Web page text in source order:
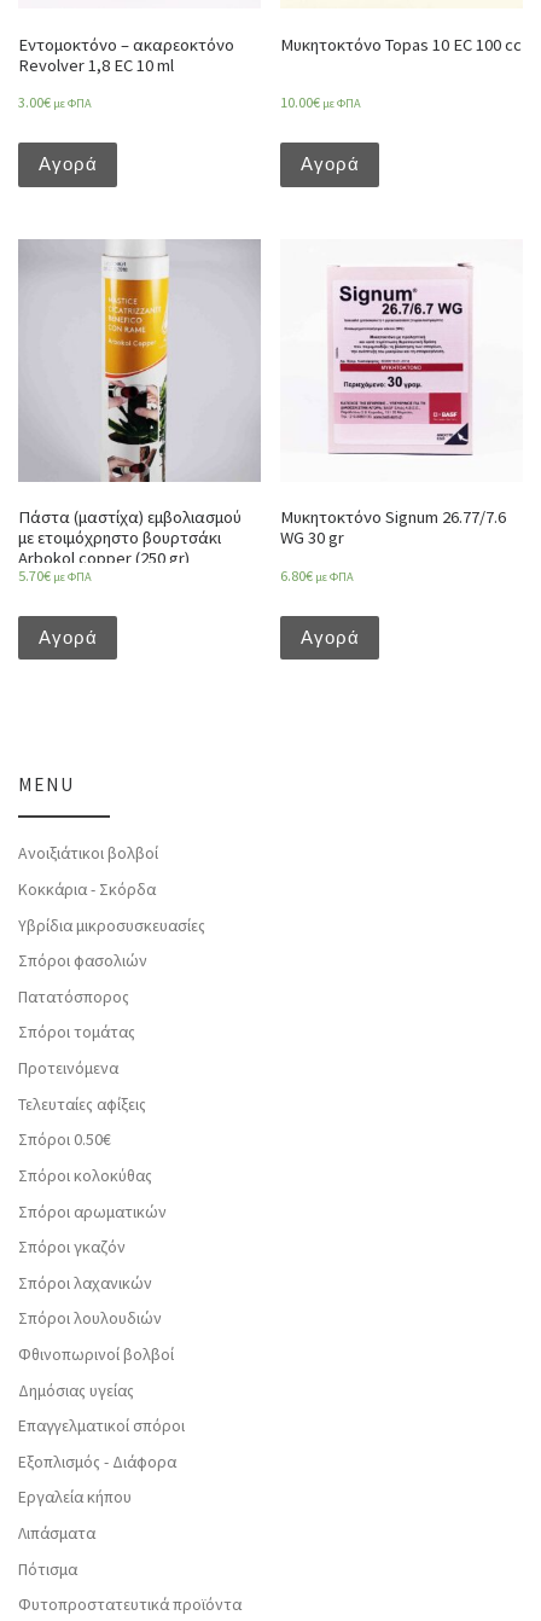
Εντομοκτόνο – ακαρεοκτόνο
Revolver 1,8 EC 10 ml
3.00€ με ΦΠΑ
Αγορά
Μυκητοκτόνο Topas 10 EC 100 cc
10.00€ με ΦΠΑ
Αγορά
Πάστα (μαστίχα) εμβολιασμού
με ετοιμόχρηστο βουρτσάκι
Arbokol copper (250 gr)
5.70€ με ΦΠΑ
Αγορά
Μυκητοκτόνο Signum 26.77/7.6
WG 30 gr
6.80€ με ΦΠΑ
Αγορά
MENU
Ανοιξιάτικοι βολβοί
Κοκκάρια - Σκόρδα
Υβρίδια μικροσυσκευασίες
Σπόροι φασολιών
Πατατόσπορος
Σπόροι τομάτας
Προτεινόμενα
Τελευταίες αφίξεις
Σπόροι 0.50€
Σπόροι κολοκύθας
Σπόροι αρωματικών
Σπόροι γκαζόν
Σπόροι λαχανικών
Σπόροι λουλουδιών
Φθινοπωρινοί βολβοί
Δημόσιας υγείας
Επαγγελματικοί σπόροι
Εξοπλισμός - Διάφορα
Εργαλεία κήπου
Λιπάσματα
Πότισμα
Φυτοπροστατευτικά προϊόντα